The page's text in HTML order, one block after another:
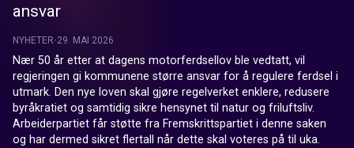
ansvar
NYHETER 29. MAI 2026
Nær 50 år etter at dagens motorferdsellov ble vedtatt, vil
regjeringen gi kommunene større ansvar for å regulere ferdsel i
utmark. Den nye loven skal gjøre regelverket enklere, redusere
byråkratiet og samtidig sikre hensynet til natur og friluftsliv.
Arbeiderpartiet får støtte fra Fremskrittspartiet i denne saken
og har dermed sikret flertall når dette skal voteres på til uka.